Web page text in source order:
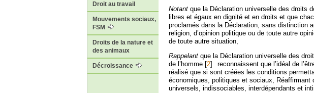
Droit au travail
Mouvements sociaux,
FSM
Droits de la nature et
des animaux
Décroissance
Notant que la Déclaration universelle des droits
libres et égaux en dignité et en droits et que
proclamés dans la Déclaration, sans distinction
religion, d’opinion politique ou de toute autre
de toute autre situation,
Rappelant que la Déclaration universelle des
de l’homme [2]
reconnaissent que l’idéal de
réalisé que si sont créées les conditions
économiques, politiques et sociaux,
universels, indissociables, interdépendants et